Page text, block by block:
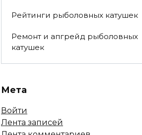
Рейтинги рыболовных катушек
Ремонт и апгрейд рыболовных
катушек
Мета
Войти
Лента записей